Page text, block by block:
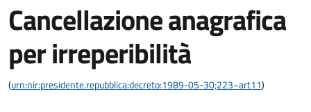
Cancellazione anagrafica
per irreperibilità
(urn:nir:presidente.repubblica:decreto:1989-05-30;223~art11)